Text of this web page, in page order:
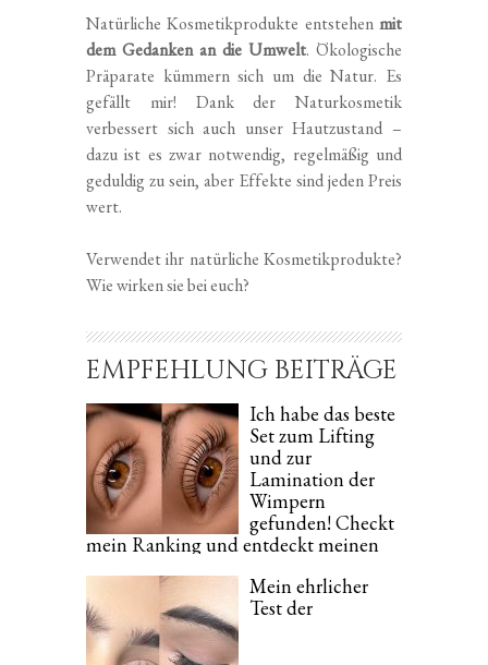
Natürliche Kosmetikprodukte entstehen mit
dem Gedanken an die Umwelt. Ökologische
Präparate kümmern sich um die Natur. Es
gefällt mir! Dank der Naturkosmetik
verbessert sich auch unser Hautzustand –
dazu ist es zwar notwendig, regelmäßig und
geduldig zu sein, aber Effekte sind jeden Preis
wert.
Verwendet ihr natürliche Kosmetikprodukte?
Wie wirken sie bei euch?
EMPFEHLUNG BEITRÄGE
Ich habe das beste
Set zum Lifting
und zur
Lamination der
Wimpern
gefunden! Checkt
mein Ranking und entdeckt meinen
Wer meinen Blog regelmäßig lest, hat sicherlich bemerkt, dass
ich total verrückt bin, wenn es um...
Mein ehrlicher
Test der